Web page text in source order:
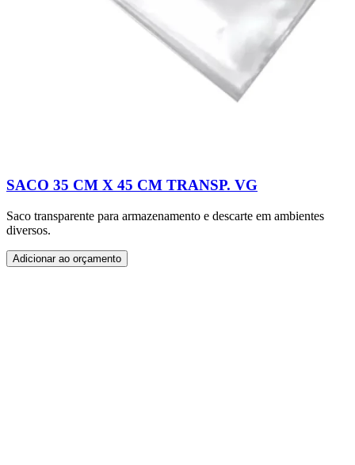
SACO 35 CM X 45 CM TRANSP. VG
Saco transparente para armazenamento e descarte em ambientes
diversos.
Adicionar ao orçamento